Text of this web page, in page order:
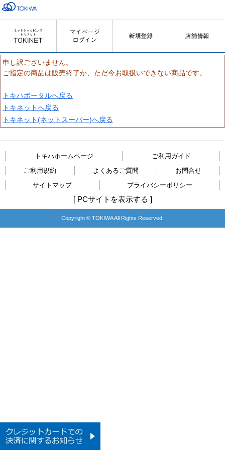
申し訳ございません。
ご指定の商品は販売終了か、ただ今お取扱いできない商品です。
トキハポータルへ戻る
トキネットへ戻る
トキネット(ネットスーパー)へ戻る
トキハホームページ
ご利用ガイド
ご利用規約
よくあるご質問
お問合せ
サイトマップ
プライバシーポリシー
[ PCサイトを表示する ]
Copyright © TOKIWA All Rights Reserved.